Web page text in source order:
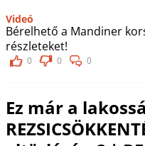
Videó
Bérelhető a Mandiner
részleteket!
0 0 0
Ez már a